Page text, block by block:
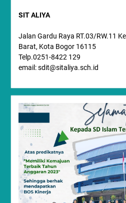
SIT ALIYA
Jalan Gardu Raya RT.03/RW.11
Barat, Kota Bogor 16115
Telp.0251-8422 129
email: sdit@sitaliya.sch.id